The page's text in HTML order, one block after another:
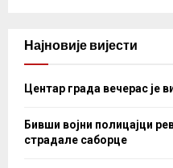
Најновије вијести
Центар града вечерас је
Бивши војни полицајци
страдале саборце